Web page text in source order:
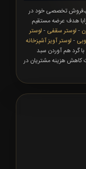
تخصصی خود در
هدف عرضه مستقیم
- لوستر سقفی - لوستر
- لوستر آویز آشپزخانه
با گرد هم آوردن سبد
کاهش هزینه مشتریان در